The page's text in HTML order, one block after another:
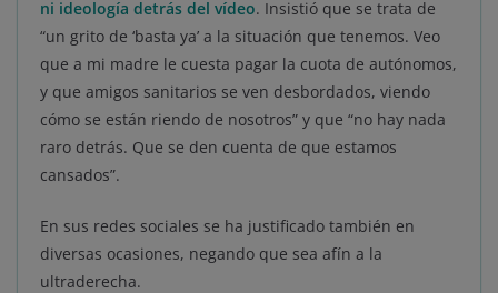
ni ideología detrás del vídeo. Insistió que se trata de
“un grito de ‘basta ya’ a la situación que tenemos. Veo
que a mi madre le cuesta pagar la cuota de autónomos,
y que amigos sanitarios se ven desbordados, viendo
cómo se están riendo de nosotros” y que “no hay nada
raro detrás. Que se den cuenta de que estamos
cansados”.
En sus redes sociales se ha justificado también en
diversas ocasiones, negando que sea afín a la
ultraderecha.